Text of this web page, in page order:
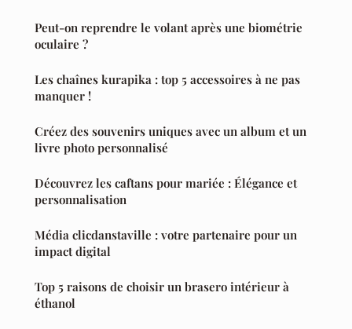
Peut-on reprendre le volant après une biométrie
oculaire ?
Les chaînes kurapika : top 5 accessoires à ne pas
manquer !
Créez des souvenirs uniques avec un album et un
livre photo personnalisé
Découvrez les caftans pour mariée : Élégance et
personnalisation
Média clicdanstaville : votre partenaire pour un
impact digital
Top 5 raisons de choisir un brasero intérieur à
éthanol